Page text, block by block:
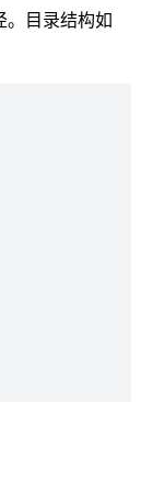
。目录结构如